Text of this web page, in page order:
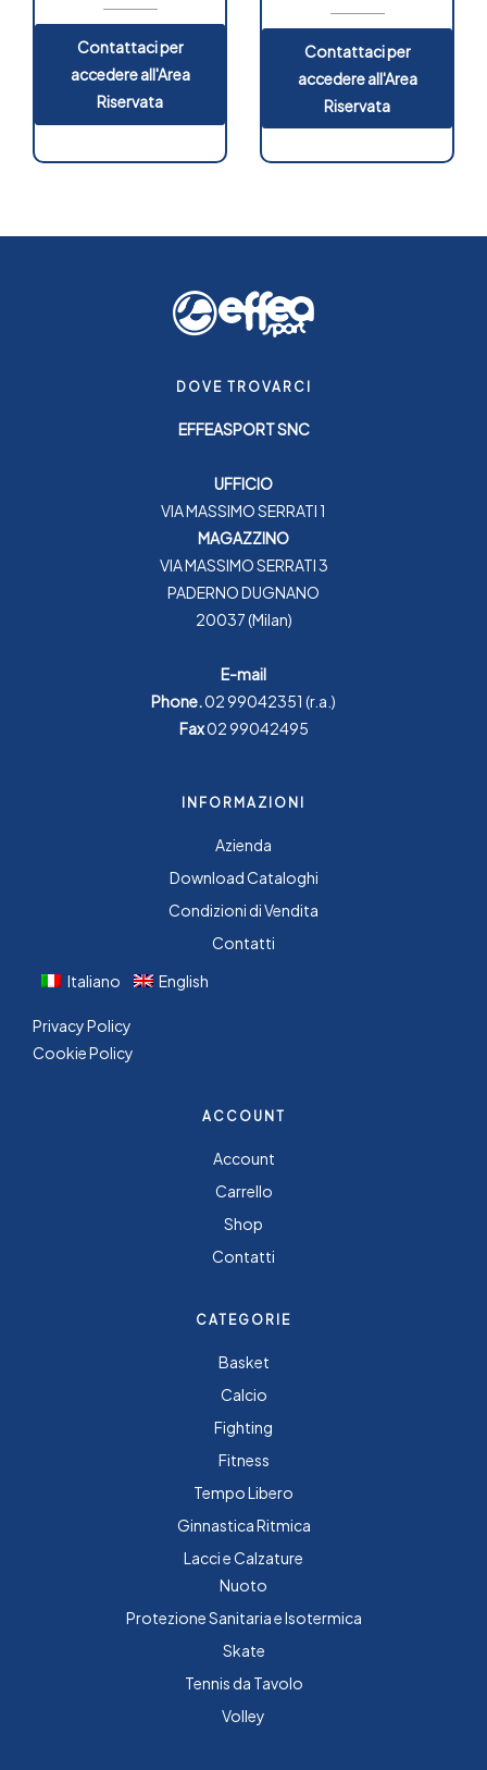
Contattaci per
accedere all'Area
Riservata
Contattaci per
accedere all'Area
Riservata
DOVE TROVARCI
EFFEASPORT SNC
UFFICIO
VIA MASSIMO SERRATI 1
MAGAZZINO
VIA MASSIMO SERRATI 3
PADERNO DUGNANO
20037 (Milan)
E-mail
Phone.02 99042351 (r.a.)
Fax02 99042495
INFORMAZIONI
Azienda
Download Cataloghi
Condizioni di Vendita
Contatti
Italiano
English
Privacy Policy
Cookie Policy
ACCOUNT
Account
Carrello
Shop
Contatti
CATEGORIE
Basket
Calcio
Fighting
Fitness
Tempo Libero
Ginnastica Ritmica
Lacci e Calzature
Nuoto
Protezione Sanitaria e Isotermica
Skate
Tennis da Tavolo
Volley